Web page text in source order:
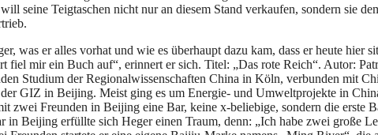
seine Teigtaschen nicht nur an diesem Stand verkaufen, sondern sie
was er alles vorhat und wie es überhaupt dazu kam, dass er heute
fiel mir ein Buch auf“, erinnert er sich. Titel: „Das rote Reich“. Autor:
Studium der Regionalwissenschaften China in Köln, verbunden mit
GIZ in Beijing. Meist ging es um Energie- und Umweltprojekte in
zwei Freunden in Beijing eine Bar, keine x-beliebige, sondern die
in Beijing erfüllte sich Heger einen Traum, denn: „Ich habe zwei große